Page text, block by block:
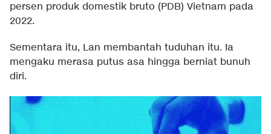
persen produk domestik bruto (PDB) Vietnam pada
2022.
Sementara itu, Lan membantah tuduhan itu. Ia
mengaku merasa putus asa hingga berniat bunuh
diri.